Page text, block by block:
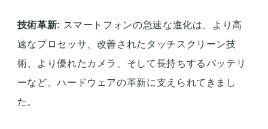
技術革新: スマートフォンの急速な進化は、より高
速なプロセッサ、改善されたタッチスクリーン技
術、より優れたカメラ、そして長持ちするバッテリ
ーなど、ハードウェアの革新に支えられてきまし
た。